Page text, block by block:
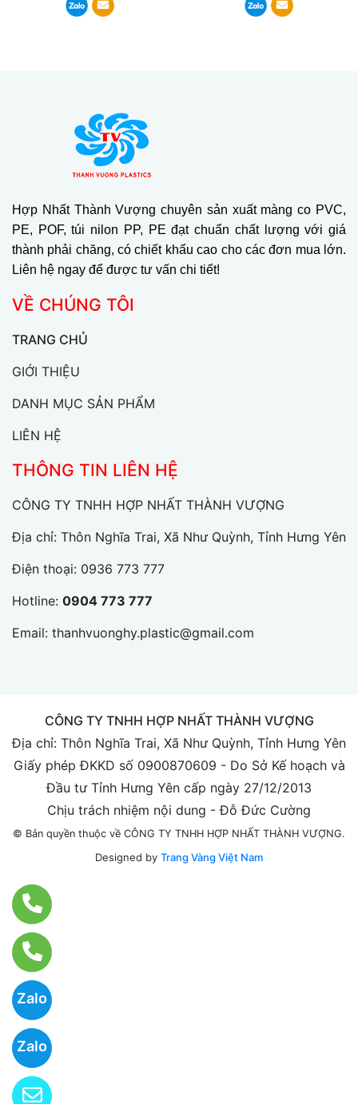
Zalo
Zalo
Hợp Nhất Thành Vượng chuyên sản xuất màng co PVC,
PE, POF, túi nilon PP, PE đạt chuẩn chất lượng với giá
thành phải chăng, có chiết khấu cao cho các đơn mua lớn.
Liên hệ ngay để được tư vấn chi tiết!
VỀ CHÚNG TÔI
TRANG CHỦ
GIỚI THIỆU
DANH MỤC SẢN PHẨM
LIÊN HỆ
THÔNG TIN LIÊN HỆ
CÔNG TY TNHH HỢP NHẤT THÀNH VƯỢNG
Địa chỉ: Thôn Nghĩa Trai, Xã Như Quỳnh, Tỉnh Hưng Yên
Điện thoại: 0936 773 777
Hotline: 0904 773 777
Email: thanhvuonghy.plastic@gmail.com
CÔNG TY TNHH HỢP NHẤT THÀNH VƯỢNG
Địa chỉ: Thôn Nghĩa Trai, Xã Như Quỳnh, Tỉnh Hưng Yên
Giấy phép ĐKKD số 0900870609 - Do Sở Kế hoạch và
Đầu tư Tỉnh Hưng Yên cấp ngày 27/12/2013
Chịu trách nhiệm nội dung - Đỗ Đức Cường
© Bản quyền thuộc về CÔNG TY TNHH HỢP NHẤT THÀNH VƯỢNG.
Designed by Trang Vàng Việt Nam